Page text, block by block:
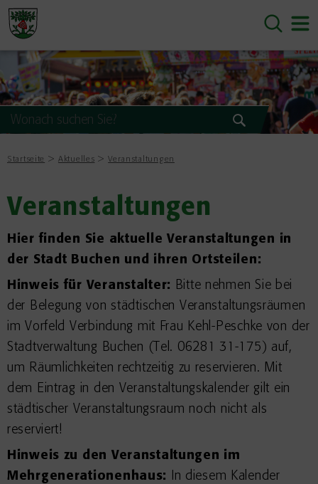
Startseite Aktuelles Veranstaltungen
Veranstaltungen
Hier finden Sie aktuelle Veranstaltungen in
der Stadt Buchen und ihren Ortsteilen:
Hinweis für Veranstalter: Bitte nehmen Sie bei
der Belegung von städtischen Veranstaltungsräumen
im Vorfeld Verbindung mit Frau Kehl-Peschke von der
Stadtverwaltung Buchen (Tel. 06281 31-175) auf,
um Räumlichkeiten rechtzeitig zu reservieren. Mit
dem Eintrag in den Veranstaltungskalender gilt ein
städtischer Veranstaltungsraum noch nicht als
reserviert!
Hinweis zu den Veranstaltungen im
Mehrgenerationenhaus:
In diesem Kalender